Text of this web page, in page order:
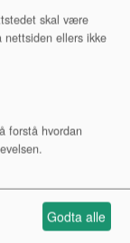
skal være
nettsiden ellers ikke
forstå hvordan
Godta alle